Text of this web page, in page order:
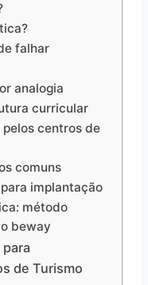
falhar
analogia
curricular
centros de
comuns
implantação
método
beway
de Turismo